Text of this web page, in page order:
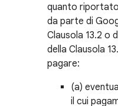
quanto riportato
da parte di
Clausola 13.2 o
della Clausola
pagare:
(a)
il cui